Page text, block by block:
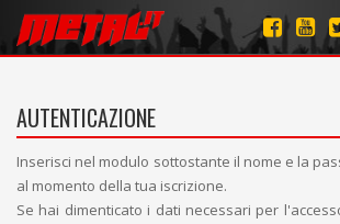
AUTENTICAZIONE
Inserisci nel modulo sottostante il nome e la
al momento della tua iscrizione.
Se hai dimenticato i dati necessari per